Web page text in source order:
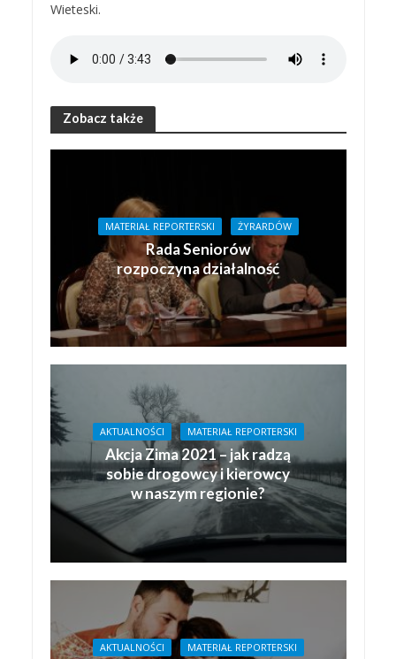
Wieteski.
Zobacz także
MATERIAŁ REPORTERSKI ŻYRARDÓW
Rada Seniorów
rozpoczyna działalność
AKTUALNOŚCI MATERIAŁ REPORTERSKI
Akcja Zima 2021 – jak radzą
sobie drogowcy i kierowcy
w naszym regionie?
AKTUALNOŚCI MATERIAŁ REPORTERSKI